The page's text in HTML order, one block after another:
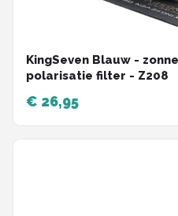
KingSeven Blauw -
polarisatie filter - Z208
€ 26,95